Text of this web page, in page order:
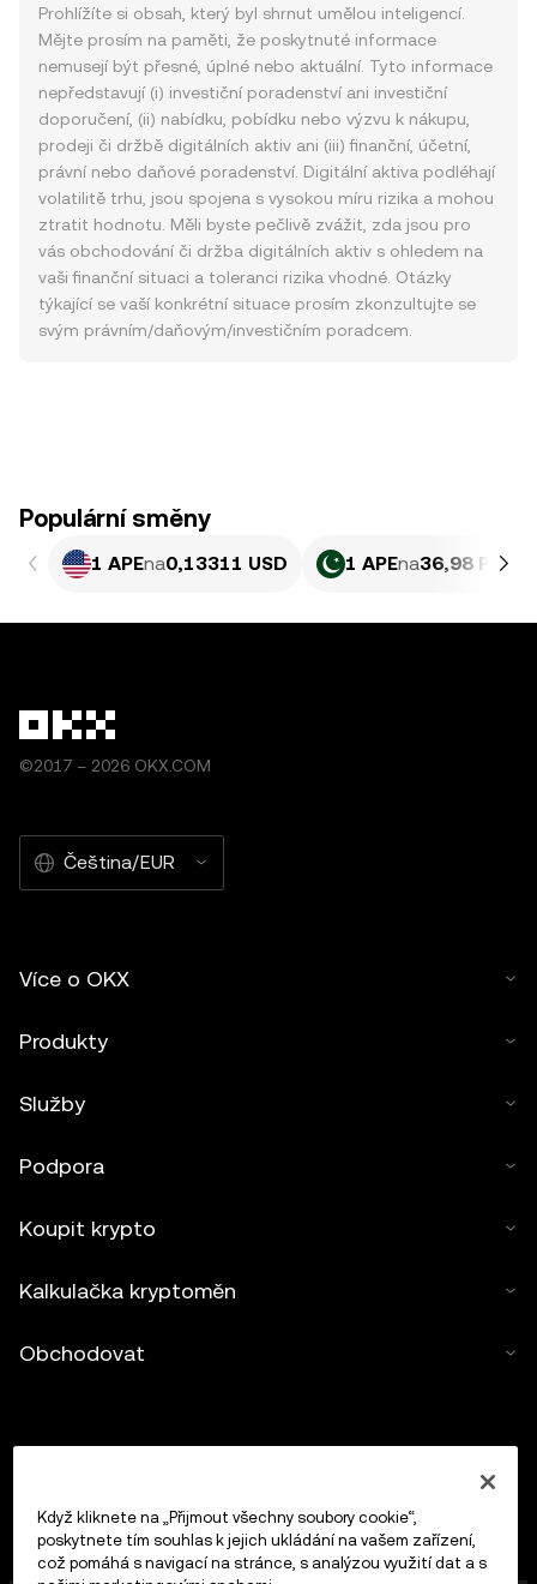
Prohlížíte si obsah, který byl shrnut umělou inteligencí.
Mějte prosím na paměti, že poskytnuté informace
nemusejí být přesné, úplné nebo aktuální. Tyto informace
nepředstavují (i) investiční poradenství ani investiční
doporučení, (ii) nabídku, pobídku nebo výzvu k nákupu,
prodeji či držbě digitálních aktiv ani (iii) finanční, účetní,
právní nebo daňové poradenství. Digitální aktiva podléhají
volatilitě trhu, jsou spojena s vysokou míru rizika a mohou
ztratit hodnotu. Měli byste pečlivě zvážit, zda jsou pro
vás obchodování či držba digitálních aktiv s ohledem na
vaši finanční situaci a toleranci rizika vhodné. Otázky
týkající se vaší konkrétní situace prosím zkonzultujte se
svým právním/daňovým/investičním poradcem.
Populární směny
1 APEna0,13311 USD 1 APEna36,98 PKR
©2017 – 2026 OKX.COM
Čeština/EUR
Více o OKX
Produkty
Služby
Podpora
Koupit krypto
Kalkulačka kryptoměn
Obchodovat
Když kliknete na „Přijmout všechny soubory cookie“,
poskytnete tím souhlas k jejich ukládání na vašem zařízení,
což pomáhá s navigací na stránce, s analýzou využití dat a s